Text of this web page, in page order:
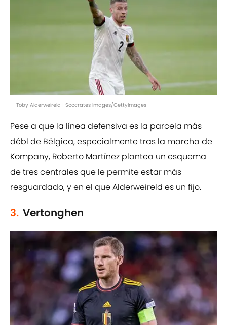
Toby Alderweireld | Soccrates Images/GettyImages
Pese a que la línea defensiva es la parcela más
débl de Bélgica, especialmente tras la marcha de
Kompany, Roberto Martínez plantea un esquema
de tres centrales que le permite estar más
resguardado, y en el que Alderweireld es un fijo.
3. Vertonghen